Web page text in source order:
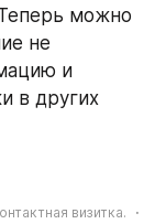
можно
не
и
в других
визитка.